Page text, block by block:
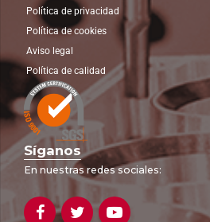
Política de privacidad
Política de cookies
Aviso legal
Política de calidad
Síganos
En nuestras redes sociales: